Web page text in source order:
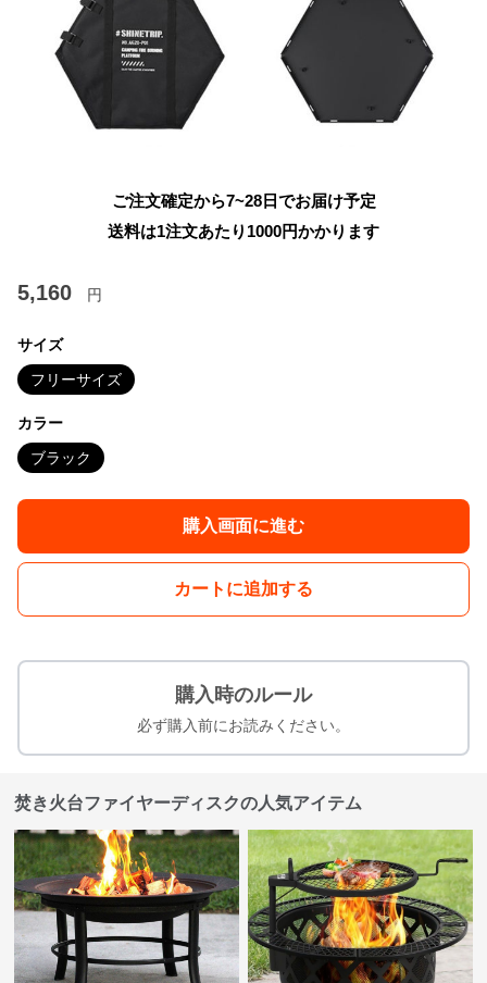
ご注文確定から7~28日でお届け予定
送料は1注文あたり 1000円かかります
5,160 円
サイズ
フリーサイズ
カラー
ブラック
購入画面に進む
カートに追加する
購入時のルール
必ず購入前にお読みください。
焚き火台ファイヤーディスクの人気アイテム